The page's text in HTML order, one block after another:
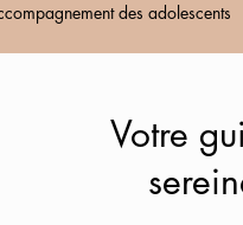
des adolescents
Votre